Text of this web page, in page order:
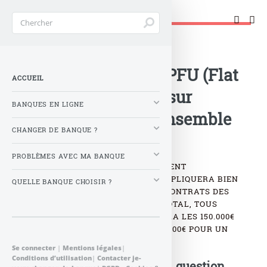
Changer de banque !
Assurance-Vie : le PFU (Flat
Tax) déclenchable sur
l’encours net de l’ensemble
de vos contrats
LA FLAT TAX , OU PFU (PRÉLÈVEMENT
FORFAITAIRE UNIQUE) DE 30% S’APPLIQUERA BIEN
SUR LES PRODUITS DE TOUS LES CONTRATS DES
ASSURÉS DONT L’ENCOURS NET TOTAL, TOUS
CONTRATS CONFONDUS, DÉPASSERA LES 150.000€
POUR UNE PERSONNE SEULE, 300.000€ POUR UN
ACCUEIL
BANQUES EN LIGNE
CHANGER DE BANQUE ?
PROBLÈMES AVEC MA BANQUE
QUELLE BANQUE CHOISIR ?
Se connecter | Mentions légales|
Conditions d’utilisation| Contacter je-